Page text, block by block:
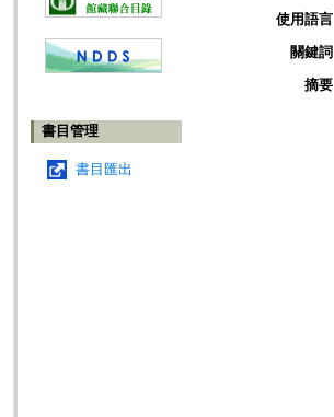
書目管理
書目匯出
使用語言
關鍵詞
摘要